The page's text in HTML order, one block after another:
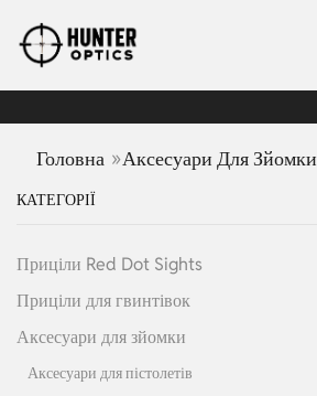
Головна »Аксесуари Для Зйомки
КАТЕГОРІЇ
Приціли Red Dot Sights
Приціли для гвинтівок
Аксесуари для зйомки
Аксесуари для пістолетів